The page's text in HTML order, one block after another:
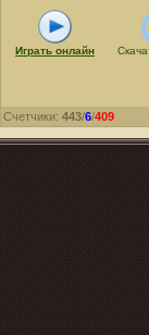
Играть онлайн
Счетчики: 443/6/409